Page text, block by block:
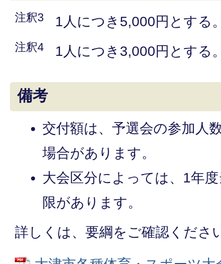
注釈3 1人につき5,000円とする
注釈4 1人につき3,000円とする
備考
交付額は、予選会の参加人
場合があります。
大会区分によっては、1年
限があります。
詳しくは、要綱をご確認くださ